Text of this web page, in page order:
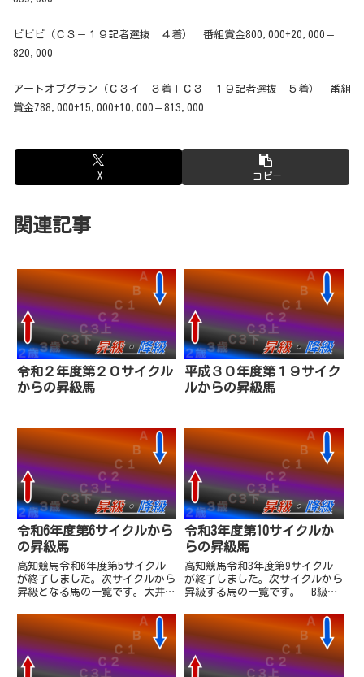
ビビビ（Ｃ３－１９記者選抜 ４着） 番組賞金800,000+20,000＝
820,000
アートオブグラン（Ｃ３イ ３着＋Ｃ３－１９記者選抜 ５着） 番組
賞金788,000+15,000+10,000＝813,000
X コピー
関連記事
令和２年度第２０サイクル
からの昇級馬
平成３０年度第１９サイク
ルからの昇級馬
令和6年度第6サイクルから
の昇級馬
高知競馬令和6年度第5サイクル
が終了しました。次サイクルから
昇級となる馬の一覧です。大井
シンメデージー、B級選抜勝ちの
グラティアスグー、B級2着勝ち
のバリチューロがA級に昇級。ま
た、3歳1組勝ちのシシノブレイ
ブ...
令和3年度第10サイクルか
らの昇級馬
高知競馬令和3年度第9サイクル
が終了しました。次サイクルから
昇級する馬の一覧です。 B級以
の2頭がA級入り。特にブラック
ランナーは元々昇級が近かったこ
ともあって一気に1000万近い番
組賞金に跳ね上がりまし
た。 ...